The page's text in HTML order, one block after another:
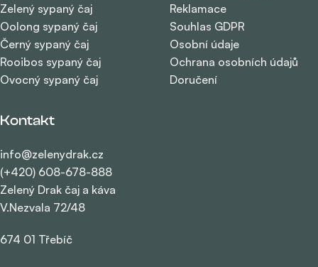
Zelený sypaný čaj
Oolong sypaný čaj
Černý sypaný čaj
Rooibos sypaný čaj
Ovocný sypaný čaj
Reklamace
Souhlas GDPR
Osobní údaje
Ochrana osobních údajů
Doručení
Kontakt
info@zelenydrak.cz
(+420) 608-678-888
Zelený Drak čaj a káva
V.Nezvala 72/48
674 01 Třebíč